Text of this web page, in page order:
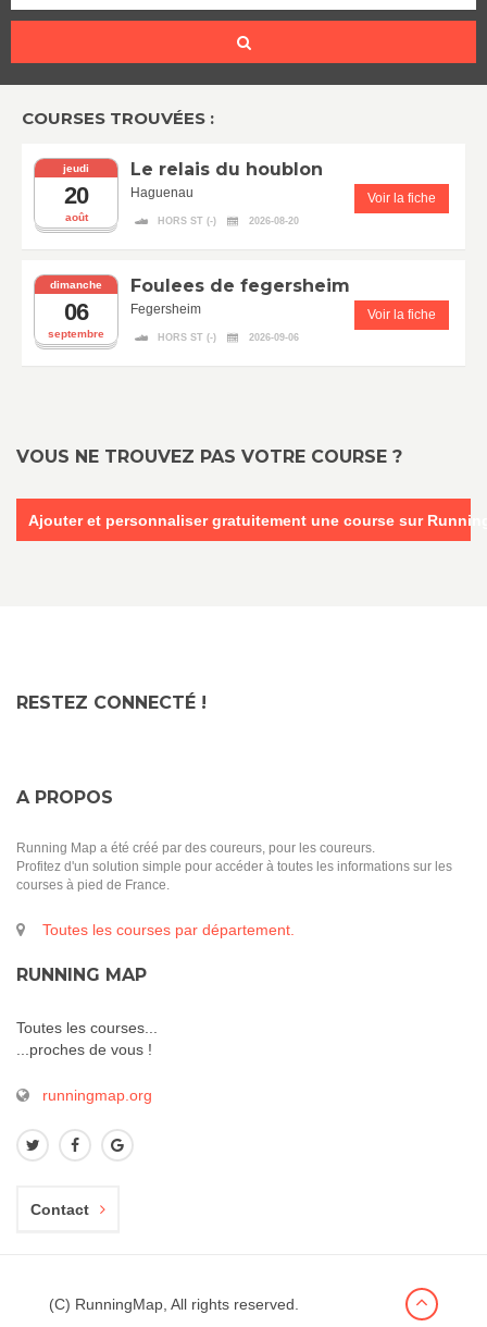
COURSES TROUVÉES :
août
jeudi
20
Le relais du houblon
Haguenau Voir la fiche
HORS ST (-) 2026-08-20
septembre
dimanche
06
Foulees de fegersheim
Fegersheim Voir la fiche
HORS ST (-) 2026-09-06
VOUS NE TROUVEZ PAS VOTRE COURSE ?
Ajouter et personnaliser gratuitement une course sur
RESTEZ CONNECTÉ !
A PROPOS
Running Map a été créé par des coureurs, pour les coureurs.
Profitez d'un solution simple pour accéder à toutes les informations sur les
courses à pied de France.
Toutes les courses par département.
RUNNING MAP
Toutes les courses...
...proches de vous !
runningmap.org
Contact
(C) RunningMap, All rights reserved.